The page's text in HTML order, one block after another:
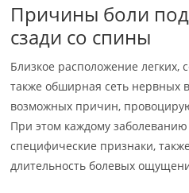
Причины боли
сзади со спины
Близкое расположение легких,
также обширная сеть нервных
возможных причин,
При этом каждому
специфические признаки,
длительность болевых